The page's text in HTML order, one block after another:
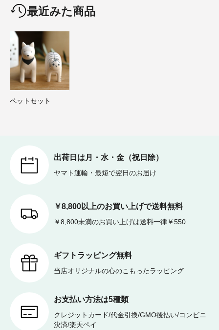
最近みた商品
ペットセット
出荷日は月・水・金（祝日除）
ヤマト運輸・最短で翌日のお届け
￥8,800以上のお買い上げで送料無料
￥8,800未満のお買い上げは送料一律￥550
ギフトラッピング無料
当店オリジナルの心のこもったラッピング
お支払い方法は5種類
クレジットカード/代金引換/GMO後払い/コンビニ
決済/楽天ペイ